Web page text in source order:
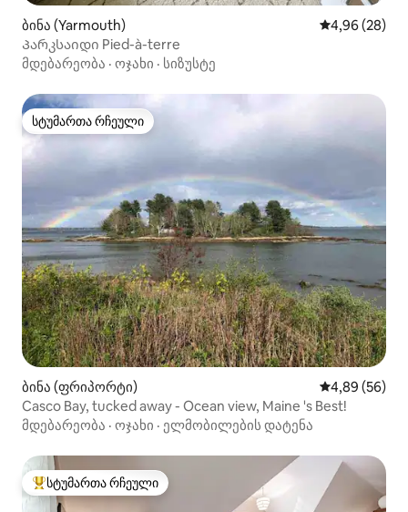
ბინა (Yarmouth) საშუალო
4,96 (28)
Პარკსაიდი Pied-à-terre
მდებარეობა · ოჯახი · სიზუსტე
სტუმართა რჩეული
სტუმართა რჩეული
ბინა (ფრიპორტი) საშუალო
4,89 (56)
Casco Bay, tucked away - Ocean view, Maine 's Best!
მდებარეობა · ოჯახი · ელმობილების დატენა
სტუმართა რჩეული მოწინავე ვარიანტი
სტუმართა რჩეული